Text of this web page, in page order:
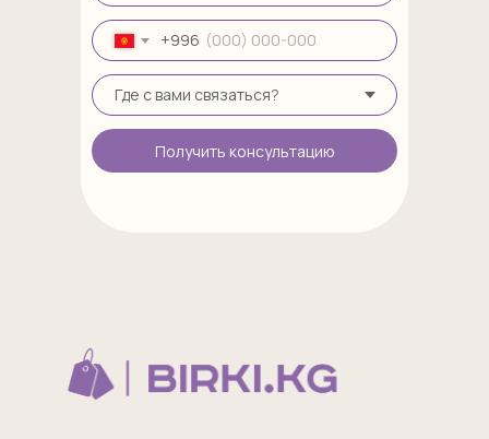
+996
Получить консультацию